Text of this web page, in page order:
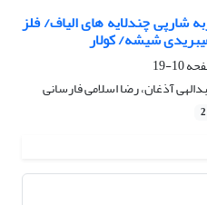
چندلایه های الیاف/ فلز
شیشه/ کولار
10-19
آذغان، رضا اسلامی فارسانی